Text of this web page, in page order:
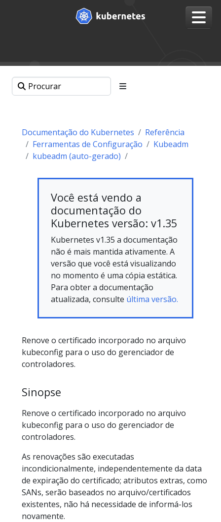
Documentação do Kubernetes
Referência
Ferramentas de Configuração
Kubeadm
kubeadm (auto-gerado)
Você está vendo a
documentação do
Kubernetes versão: v1.35
Kubernetes v1.35 a documentação
não é mais mantida ativamente. A
versão que você está visualizando
no momento é uma cópia estática.
Para obter a documentação
atualizada, consulte última versão.
Renove o certificado incorporado no arquivo
kubeconfig para o uso do gerenciador de
controladores.
Sinopse
Renove o certificado incorporado no arquivo
kubeconfig para o uso do gerenciador de
controladores.
As renovações são executadas
incondicionalmente, independentemente da data
de expiração do certificado; atributos extras, como
SANs, serão baseados no arquivo/certificados
existentes, não há necessidade de informá-los
novamente.